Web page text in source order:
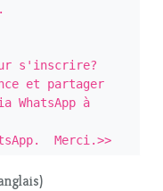
s'inscrire?
et partager
WhatsApp à
Merci.>>